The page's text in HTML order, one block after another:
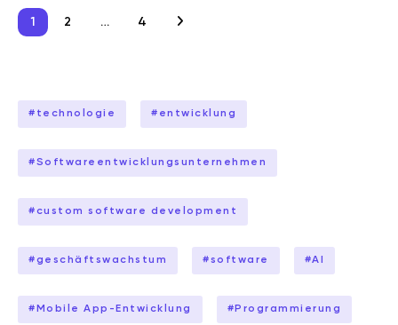
Seitennummerierung
1 2 … 4
# technologie # entwicklung
#Softwareentwicklungsunternehmen
#custom software development
#geschäftswachstum #software #AI
# Mobile App-Entwicklung # Programmierung